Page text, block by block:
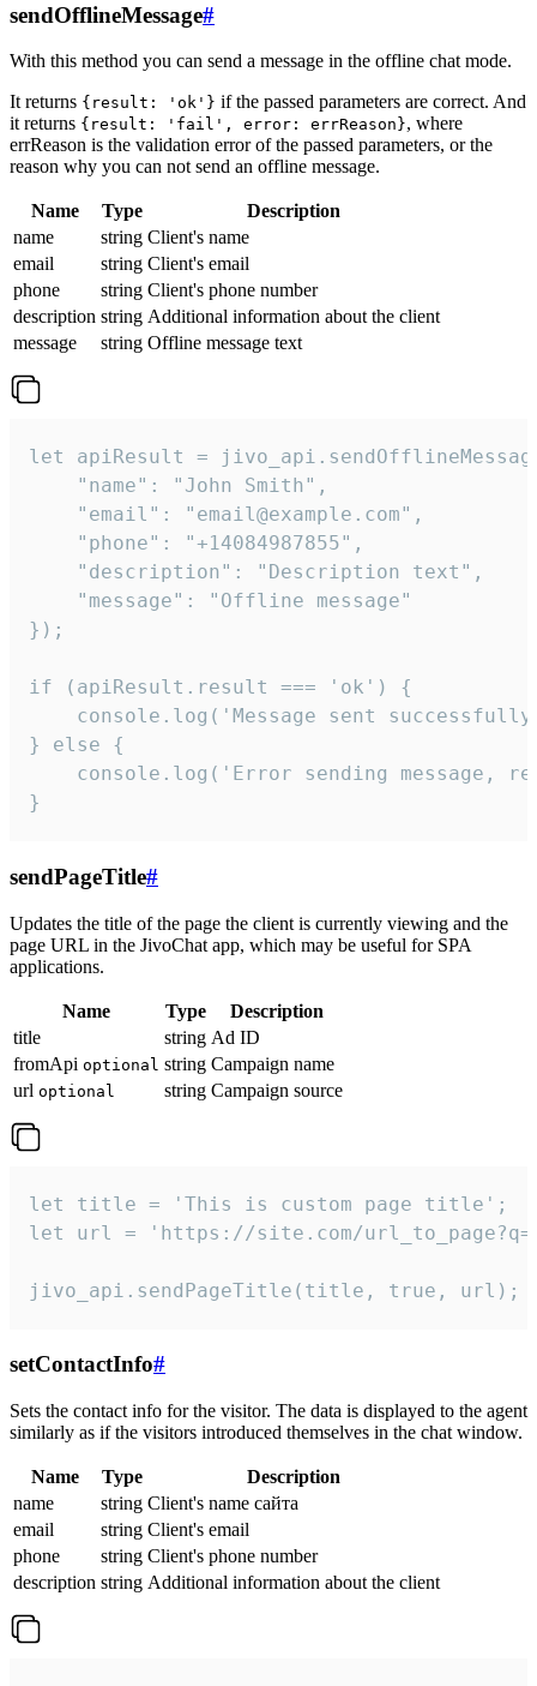
sendOfflineMessage#
With this method you can send a message in the offline chat mode.
It returns {result: 'ok'} if the passed parameters are correct. And
it returns {result: 'fail', error: errReason}, where
errReason is the validation error of the passed parameters, or the
reason why you can not send an offline message.
Name Type
Description
name
string Client's name
email
string Client's email
phone
string Client's phone number
description string Additional information about the client
message
string Offline message text
let apiResult =
    "name": "John Smith",
    "email": "email@example.com",
    "phone": "+14084987855",
    "description": "Description text",
    "message": "Offline message"
});
if (apiResult.result === 'ok') {
console.log('Message sent
} else {
console.log('Error sending message,
}
sendPageTitle#
Updates the title of the page the client is currently viewing and the
page URL in the JivoChat app, which may be useful for SPA
applications.
Name Type
Description
title
string Ad ID
fromApi optional string Campaign name
url optional string Campaign source
let title = 'This is custom page title';
let url = 'https://site.com/
jivo_api.sendPageTitle(title, true, url);
setContactInfo#
Sets the contact info for the visitor. The data is displayed to the agent
similarly as if the visitors introduced themselves in the chat window.
Name Type
Description
name
string Client's name сайта
email
string Client's email
phone
string Client's phone number
description string Additional information about the client